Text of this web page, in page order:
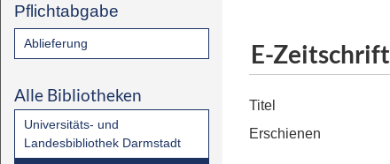
Pflichtabgabe
Ablieferung
Alle Bibliotheken
Universitäts- und
Landesbibliothek Darmstadt
E-Zeitschrift
Titel
Erschienen